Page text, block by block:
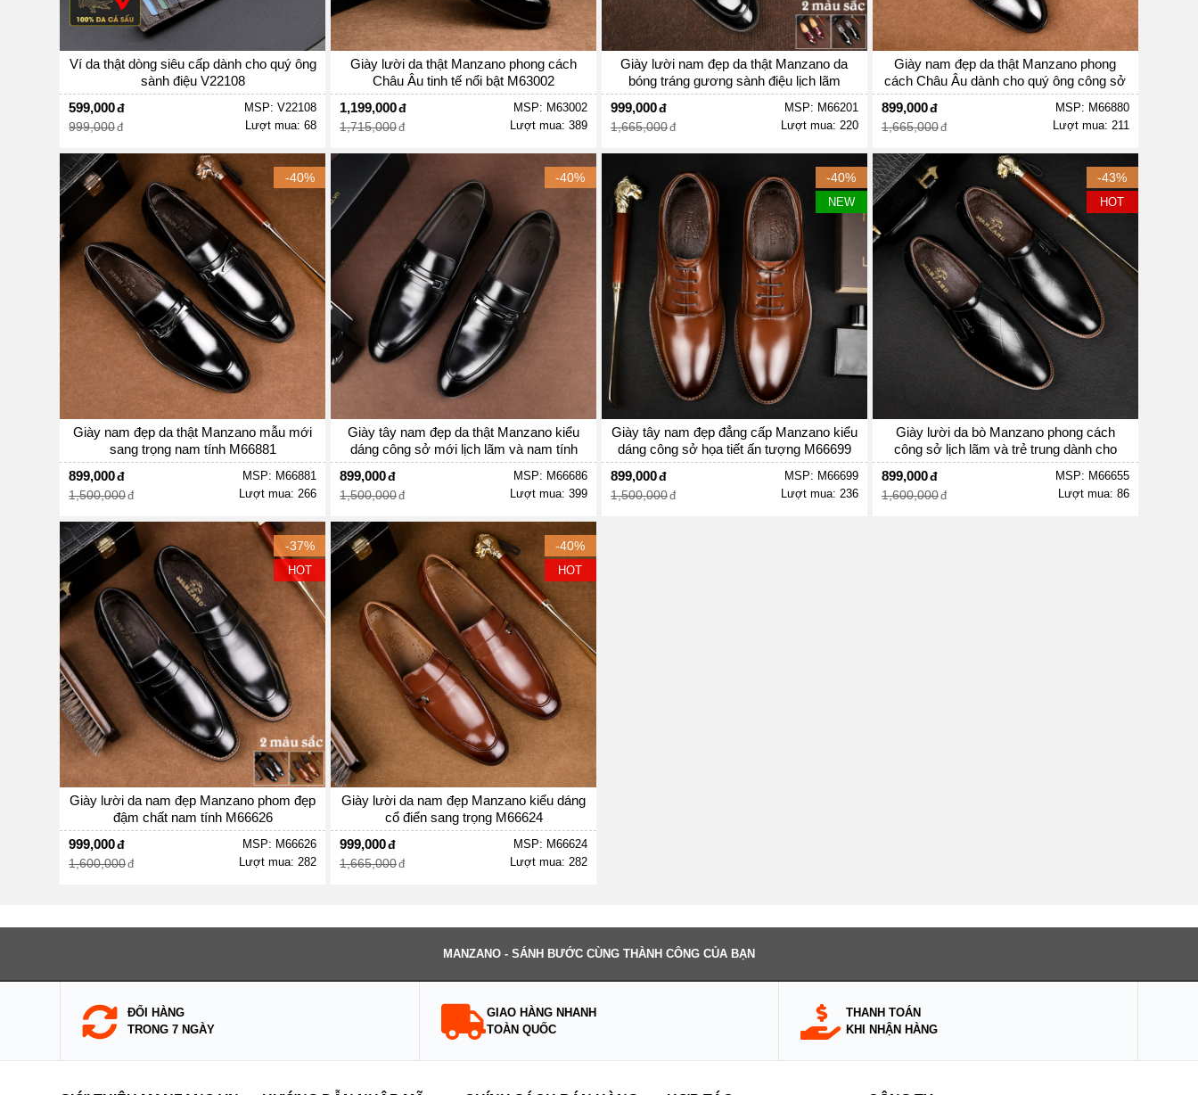
Ví da thật dòng siêu cấp dành cho quý ông
sành điệu V22108
599,000
999,000
MSP: V22108
Lượt mua: 68
Giày lười da thật Manzano phong cách
Châu Âu tinh tế nổi bật M63002
1,199,000
1,715,000
MSP: M63002
Lượt mua: 389
Giày lười nam đẹp da thật Manzano da
bóng tráng gương sành điệu lịch lãm
M66201
999,000
1,665,000
MSP: M66201
Lượt mua: 220
Giày nam đẹp da thật Manzano phong
cách Châu Âu dành cho quý ông công sở
M66880
899,000
1,665,000
MSP: M66880
Lượt mua: 211
-40%
Giày nam đẹp da thật Manzano mẫu mới
sang trọng nam tính M66881
899,000
1,500,000
MSP: M66881
Lượt mua: 266
-40%
Giày tây nam đẹp da thật Manzano kiểu
dáng công sở mới lịch lãm và nam tính
M66686
899,000
1,500,000
MSP: M66686
Lượt mua: 399
-40%
NEW
Giày tây nam đẹp đẳng cấp Manzano kiểu
dáng công sở họa tiết ấn tượng M66699
899,000
1,500,000
MSP: M66699
Lượt mua: 236
-43%
HOT
Giày lười da bò Manzano phong cách
công sở lịch lãm và trẻ trung dành cho
phái mạnh M66655
899,000
1,600,000
MSP: M66655
Lượt mua: 86
-37%
HOT
Giày lười da nam đẹp Manzano phom đẹp
đậm chất nam tính M66626
999,000
1,600,000
MSP: M66626
Lượt mua: 282
-40%
HOT
Giày lười da nam đẹp Manzano kiểu dáng
cổ điển sang trọng M66624
999,000
1,665,000
MSP: M66624
Lượt mua: 282
MANZANO - SÁNH BƯỚC CÙNG THÀNH CÔNG CỦA BẠN
ĐỔI HÀNG
TRONG 7 NGÀY
GIAO HÀNG NHANH
TOÀN QUỐC
THANH TOÁN
KHI NHẬN HÀNG